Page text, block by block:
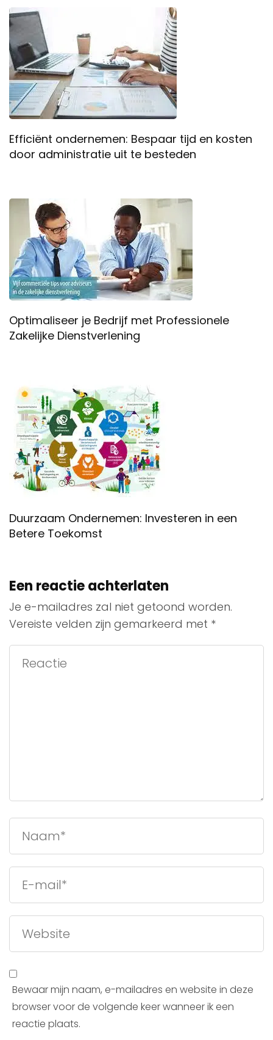
Efficiënt ondernemen: Bespaar tijd en kosten
door administratie uit te besteden
Optimaliseer je Bedrijf met Professionele
Zakelijke Dienstverlening
Duurzaam Ondernemen: Investeren in een
Betere Toekomst
Een reactie achterlaten
Je e-mailadres zal niet getoond worden.
Vereiste velden zijn gemarkeerd met *
Bewaar mijn naam, e-mailadres en website in deze
browser voor de volgende keer wanneer ik een
reactie plaats.